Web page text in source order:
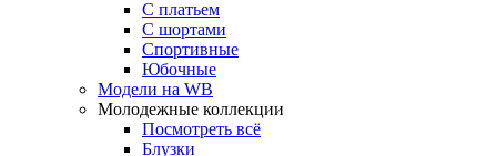
С платьем
С шортами
Спортивные
Юбочные
Модели на WB
Молодежные коллекции
Посмотреть всё
Блузки